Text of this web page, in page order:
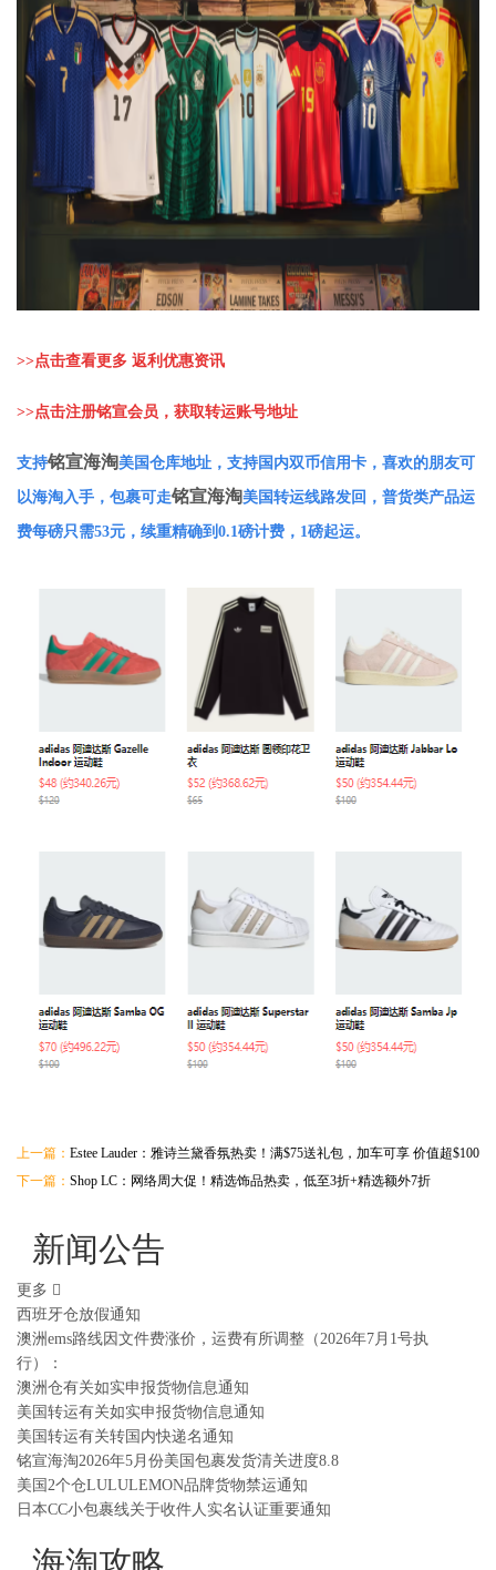
>>点击查看更多 返利优惠资讯
>>点击注册铭宣会员，获取转运账号地址
支持铭宣海淘美国仓库地址，支持国内双币信用卡，喜欢的朋友可
以海淘入手，包裹可走铭宣海淘美国转运线路发回，普货类产品运
费每磅只需53元，续重精确到0.1磅计费，1磅起运。
上一篇： Estee Lauder：雅诗兰黛香氛热卖！满$75送礼包，加车可享 价值超$100
下一篇： Shop LC：网络周大促！精选饰品热卖，低至3折+精选额外7折
新闻公告
更多
西班牙仓放假通知
澳洲ems路线因文件费涨价，运费有所调整（2026年7月1号执
行）：
澳洲仓有关如实申报货物信息通知
美国转运有关如实申报货物信息通知
美国转运有关转国内快递名通知
铭宣海淘2026年5月份美国包裹发货清关进度8.8
美国2个仓LULULEMON品牌货物禁运通知
日本CC小包裹线关于收件人实名认证重要通知